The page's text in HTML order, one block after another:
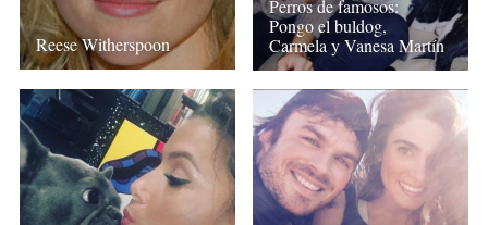
Reese Witherspoon
Perros de famosos:
Pongo el buldog,
Carmela y Vanesa Martín